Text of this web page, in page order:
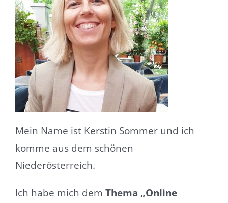
Mein Name ist Kerstin Sommer und ich
komme aus dem schönen
Niederösterreich.
Ich habe mich dem Thema „Online